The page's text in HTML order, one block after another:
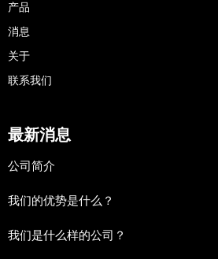
产品
消息
关于
联系我们
最新消息
公司简介
我们的优势是什么？
我们是什么样的公司？